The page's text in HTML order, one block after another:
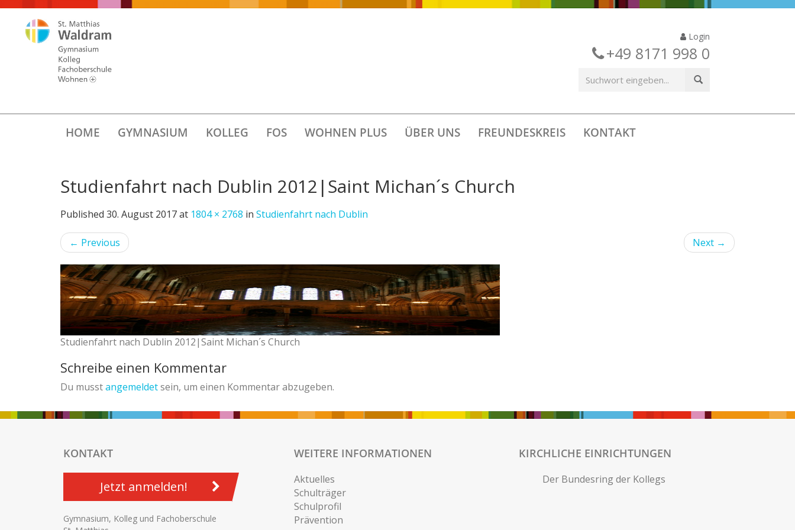
Login
+49 8171 998 0
HOME GYMNASIUM KOLLEG FOS WOHNEN PLUS ÜBER UNS FREUNDESKREIS KONTAKT
Studienfahrt nach Dublin 2012|Saint Michan´s Church
Published 30. August 2017at 1804 × 2768 in Studienfahrt nach Dublin
← Previous Next →
Studienfahrt nach Dublin 2012|Saint Michan´s Church
Schreibe einen Kommentar
Du musstangemeldetsein, um einen Kommentar abzugeben.
KONTAKT
Jetzt anmelden!
Gymnasium, Kolleg und Fachoberschule
WEITERE INFORMATIONEN
Aktuelles
Schulträger
Schulprofil
Prävention
KIRCHLICHE EINRICHTUNGEN
Der Bundesring der Kollegs